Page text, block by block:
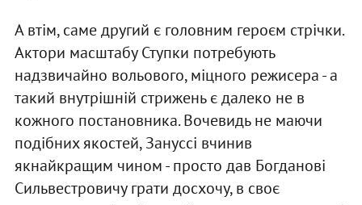
А втім, саме другий є головним героєм стрічки.
Актори масштабу Ступки потребують
надзвичайно вольового, міцного режисера - а
такий внутрішній стрижень є далеко не в
кожного постановника. Вочевидь не маючи
подібних якостей, Зануссі вчинив
якнайкращим чином - просто дав Богданові
Сильвестровичу грати досхочу, в своє